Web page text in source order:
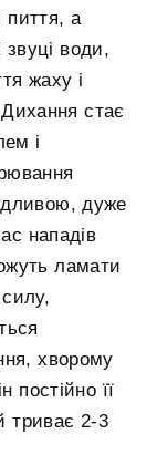
пиття, а
звуці води,
жаху і
Дихання стає
і
дуже
нападів
ламати
хворому
постійно її
триває 2-3